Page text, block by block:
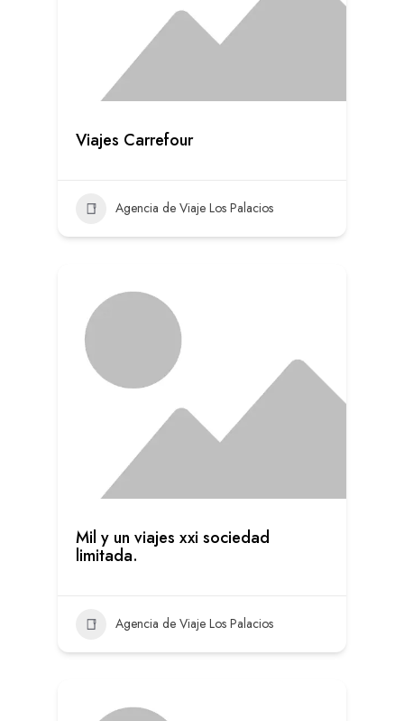
Viajes Carrefour
Agencia de Viaje Los Palacios
Mil y un viajes xxi sociedad
limitada.
Agencia de Viaje Los Palacios